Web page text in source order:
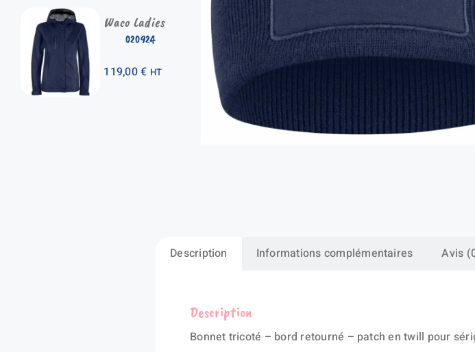
020924
Waco Ladies
119,00€ HT
Description Informations complémentaires Avis
Description
Bonnet tricoté – bord retourné – patch en twill pour